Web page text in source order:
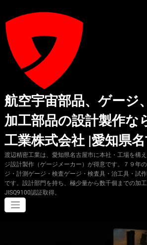
テ
航空宇宙部品、ゲージ
加工部品の設計製作な
工業株式会社 |愛知県
渡辺精密工業は、愛知県名古屋市に本社・工場を構
ジ設計製作（ゲージメーカー）が得意です。７９年
ジ・計測ゲージ・検査ゲージ・検査具・治工具・試
です。設計部門を持ち、極少量から数千個までの加工
JISQ9100認証取得。